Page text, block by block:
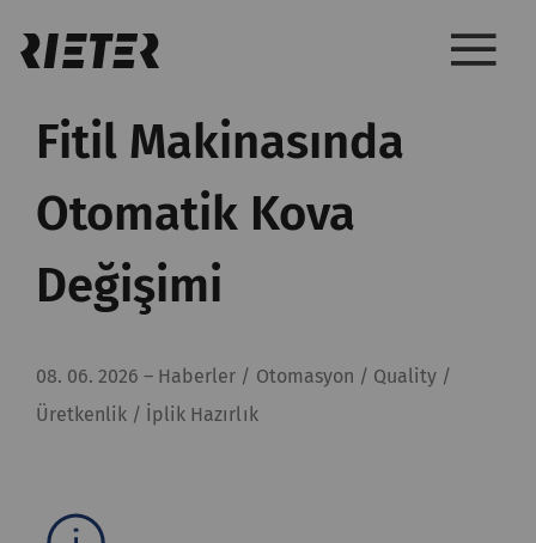
Fitil Makinasında
Otomatik Kova
Değişimi
08. 06. 2026– Haberler / Otomasyon / Quality /
Üretkenlik / İplik Hazırlık